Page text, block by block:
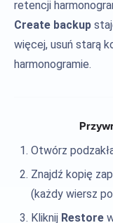
retencji
Create backup
więcej, usuń starą
harmonogramie.
Otwórz
Znajdź kopię
(każdy wiersz
Kliknij Restore